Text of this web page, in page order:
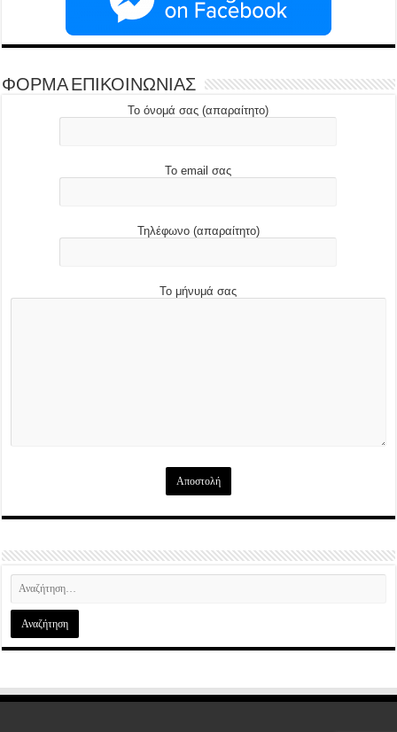
ΦΟΡΜΑ ΕΠΙΚΟΙΝΩΝΙΑΣ
Το όνομά σας (απαραίτητο)
Το email σας
Τηλέφωνο (απαραίτητο)
Το μήνυμά σας